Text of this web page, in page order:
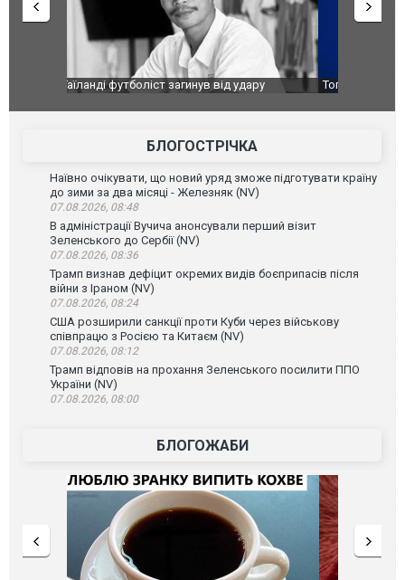
Топпосадовцю Повітряних Сил вручили нову
Сили
атаку.
БЛОГОСТРІЧКА
Наївно очікувати, що новий уряд зможе підготувати країну
до зими за два місяці - Железняк (NV)
07.08.2026, 08:48
В адміністрації Вучича анонсували перший візит
Зеленського до Сербії (NV)
07.08.2026, 08:36
Трамп визнав дефіцит окремих видів боєприпасів після
війни з Іраном (NV)
07.08.2026, 08:24
США розширили санкції проти Куби через військову
співпрацю з Росією та Китаєм (NV)
07.08.2026, 08:12
Трамп відповів на прохання Зеленського посилити ППО
України (NV)
07.08.2026, 08:00
БЛОГОЖАБИ